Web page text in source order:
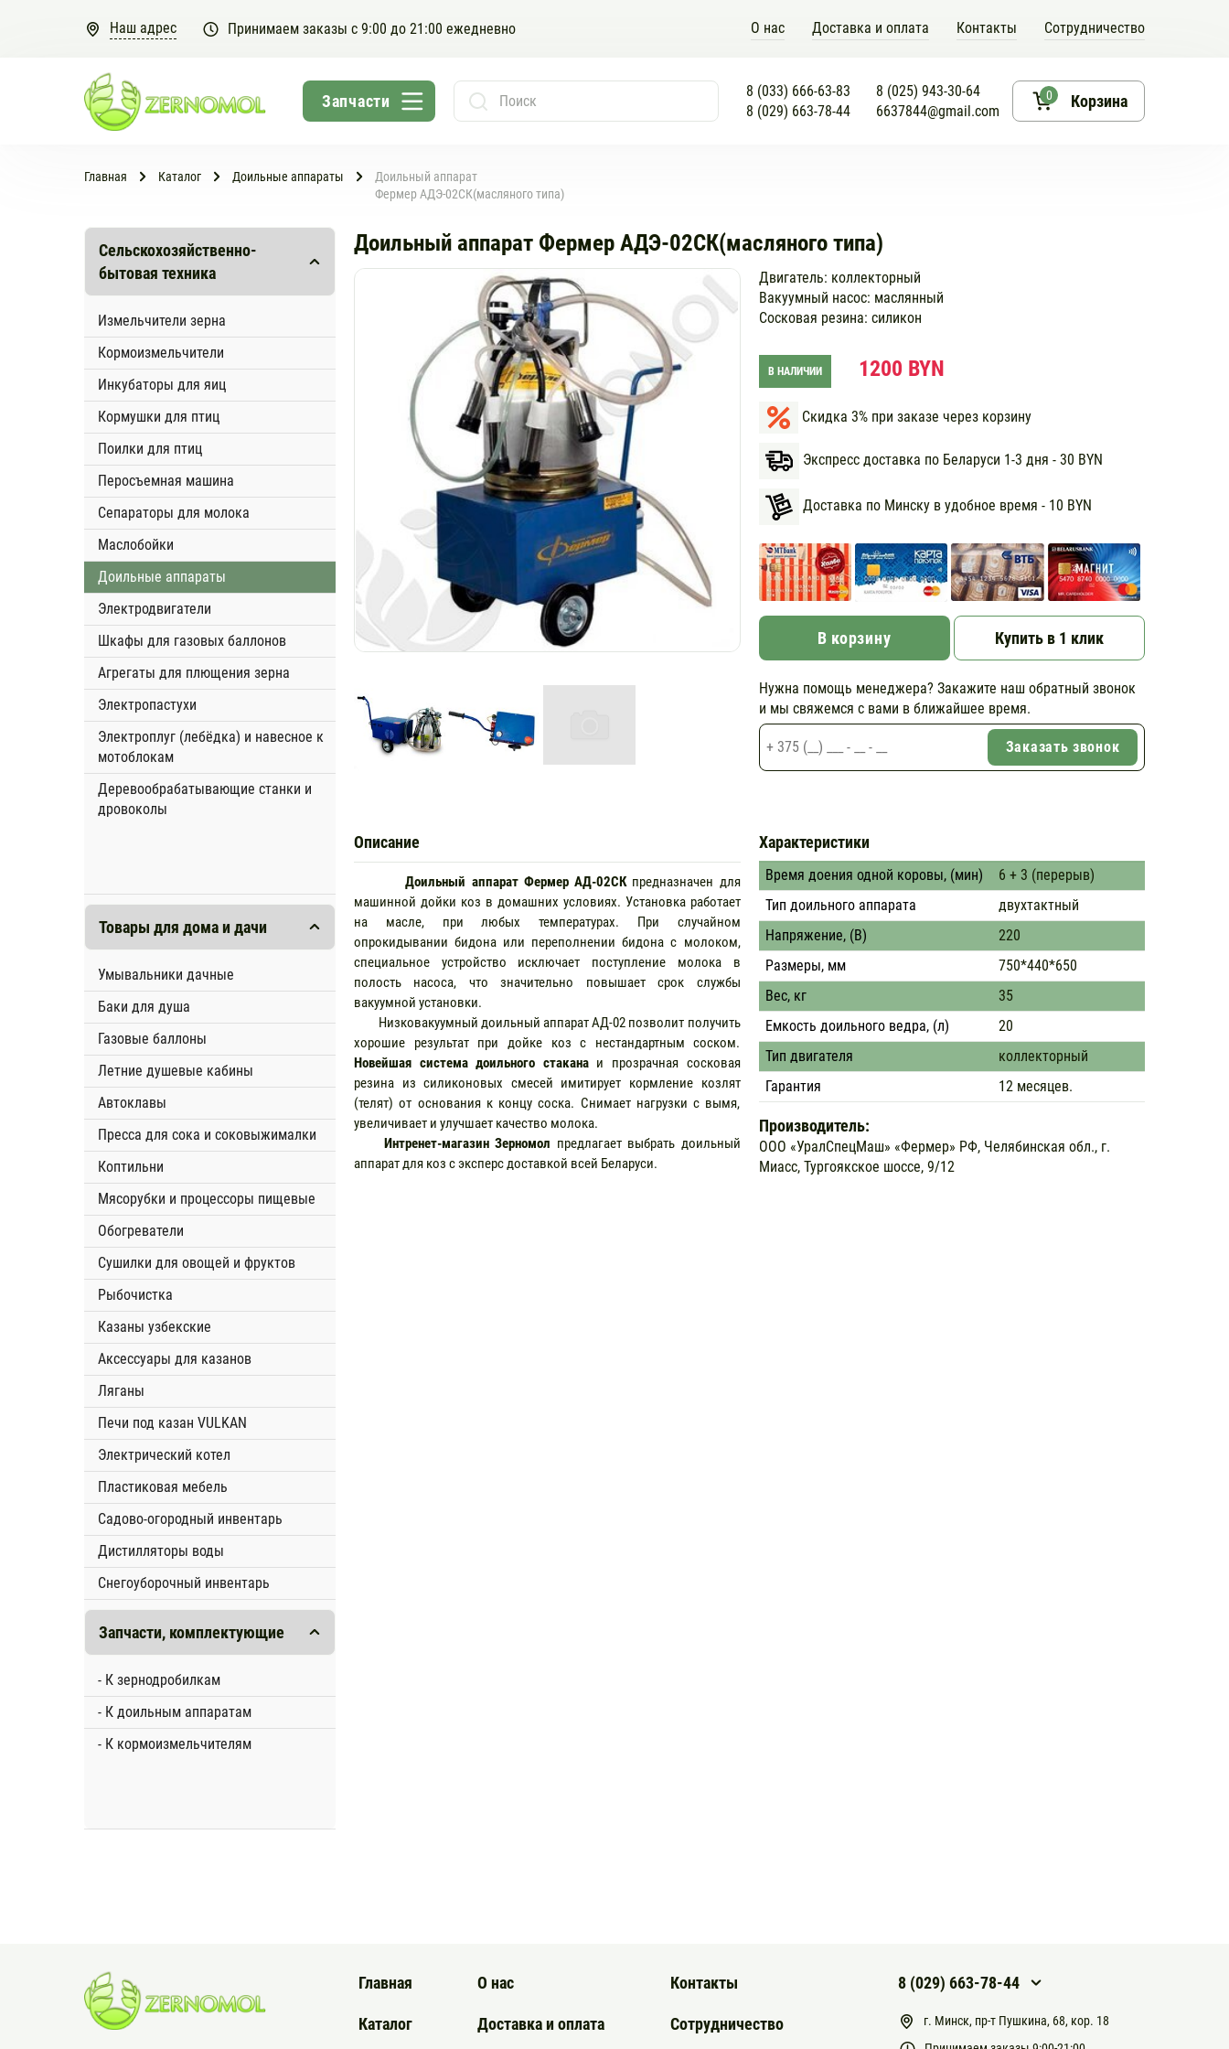
Наш адрес Принимаем заказы с 9:00 до 21:00 ежедневно O нас Доставка и оплата Контакты Сотрудничество
8 (033) 666-63-83
8 (025) 943-30-64
8 (029) 663-78-44
6637844@gmail.com
Корзина
0
Главная Каталог Доильные аппараты
Доильный аппарат
Фермер АДЭ-02СК(масляного типа)
Сельскохозяйственно-
бытовая техника
Измельчители зерна
Кормоизмельчители
Инкубаторы для яиц
Кормушки для птиц
Поилки для птиц
Перосъемная машина
Сепараторы для молока
Маслобойки
Доильные аппараты
Электродвигатели
Шкафы для газовых баллонов
Агрегаты для плющения зерна
Электропастухи
Электроплуг (лебёдка) и навесное к
мотоблокам
Деревообрабатывающие станки и
дровоколы
Товары для дома и дачи
Умывальники дачные
Баки для душа
Газовые баллоны
Летние душевые кабины
Автоклавы
Пресса для сока и соковыжималки
Коптильни
Мясорубки и процессоры пищевые
Обогреватели
Сушилки для овощей и фруктов
Рыбочистка
Казаны узбекские
Аксессуары для казанов
Ляганы
Печи под казан VULKAN
Электрический котел
Пластиковая мебель
Садово-огородный инвентарь
Дистилляторы воды
Снегоуборочный инвентарь
Запчасти, комплектующие
- К зернодробилкам
- К доильным аппаратам
- К кормоизмельчителям
Доильный аппарат Фермер АДЭ-02СК(масляного типа)
Двигатель: коллекторный
Вакуумный насос: маслянный
Сосковая резина: силикон
В НАЛИЧИИ 1200 BYN
Скидка 3% при заказе через корзину
Экспресс доставка по Беларуси 1-3 дня - 30 BYN
Доставка по Минску в удобное время - 10 BYN
В корзину Купить в 1 клик
Нужна помощь менеджера? Закажите наш обратный звонок
и мы свяжемся с вами в ближайшее время.
Заказать звонок
Описание
Доильный аппарат Фермер АД-02СКпредназначен для
машинной дойки коз в домашних условиях. Установка работает
на масле, при любых температурах. При случайном
опрокидывании бидона или переполнении бидона с молоком,
специальное устройство исключает поступление молока в
полость насоса, что значительно повышает срок службы
вакуумной установки.
Низковакуумный доильный аппарат АД-02 позволит получить
хорошие результат при дойке коз с нестандартным соском.
Новейшая система доильного стаканаи прозрачная сосковая
резина из силиконовых смесей имитирует кормление козлят
(телят) от основания к концу соска. Снимает нагрузки с вымя,
увеличивает и улучшает качество молока.
Интренет-магазин Зерномол предлагает выбрать доильный
аппарат для коз с эксперс доставкой всей Беларуси.
Характеристики
Время доения одной коровы, (мин)
6 + 3 (перерыв)
Тип доильного аппарата
двухтактный
Напряжение, (В)
220
Размеры, мм
750*440*650
Вес, кг
35
Емкость доильного ведра, (л)
20
Тип двигателя
коллекторный
Гарантия
12 месяцев.
Производитель:
ООО «УралСпецМаш» «Фермер» РФ, Челябинская обл., г.
Миасс, Тургоякское шоссе, 9/12
Главная
Каталог
О нас
Доставка и оплата
Контакты
Сотрудничество
8 (029) 663-78-44
г. Минск, пр-т Пушкина, 68, кор. 18